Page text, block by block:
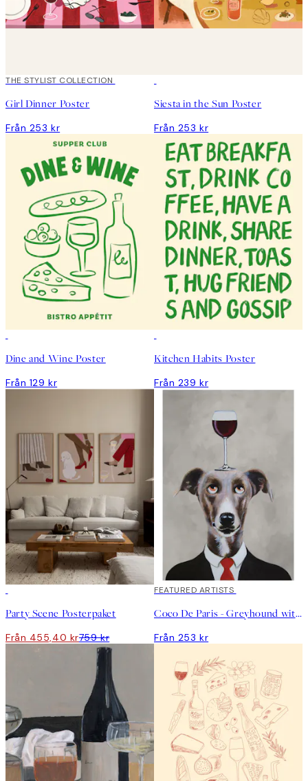
THE STYLIST COLLECTION
Girl Dinner Poster
Från 253 kr
Siesta in the Sun Poster
Från 253 kr
Dine and Wine Poster
Från 129 kr
Kitchen Habits Poster
Från 239 kr
Party Scene Posterpaket
Från 455,40 kr759 kr
FEATURED ARTISTS
Coco De Paris - Greyhound with Wine Glass Poster
Från 253 kr